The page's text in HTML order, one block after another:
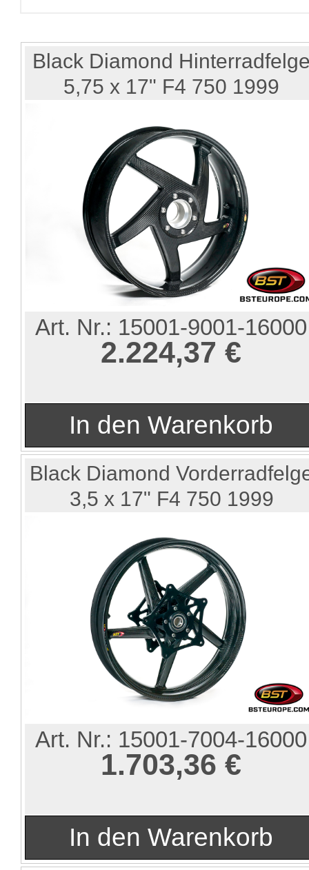
Black Diamond
5,75 x 17" F4 750 1999
Art. Nr.: 15001-9001-16000
2.224,37 €
Black Diamond
3,5 x 17" F4 750 1999
Art. Nr.: 15001-7004-16000
1.703,36 €